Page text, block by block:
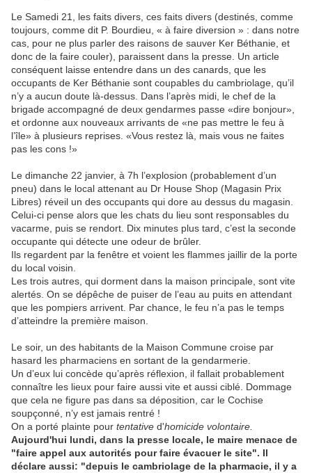
Le Samedi 21, les faits divers, ces faits divers (destinés, comme
toujours, comme dit P. Bourdieu, « à faire diversion » : dans notre
cas, pour ne plus parler des raisons de sauver Ker Béthanie, et
donc de la faire couler), paraissent dans la presse. Un article
conséquent laisse entendre dans un des canards, que les
occupants de Ker Béthanie sont coupables du cambriolage, qu’il
n’y a aucun doute là-dessus. Dans l’après midi, le chef de la
brigade accompagné de deux gendarmes passe «dire bonjour»,
et ordonne aux nouveaux arrivants de «ne pas mettre le feu à
l’île» à plusieurs reprises. «Vous restez là, mais vous ne faites
pas les cons !»
Le dimanche 22 janvier, à 7h l’explosion (probablement d’un
pneu) dans le local attenant au Dr House Shop (Magasin Prix
Libres) réveil un des occupants qui dore au dessus du magasin.
Celui-ci pense alors que les chats du lieu sont responsables du
vacarme, puis se rendort. Dix minutes plus tard, c’est la seconde
occupante qui détecte une odeur de brûler.
Ils regardent par la fenêtre et voient les flammes jaillir de la porte
du local voisin.
Les trois autres, qui dorment dans la maison principale, sont vite
alertés. On se dépêche de puiser de l’eau au puits en attendant
que les pompiers arrivent. Par chance, le feu n’a pas le temps
d’atteindre la première maison.
Le soir, un des habitants de la Maison Commune croise par
hasard les pharmaciens en sortant de la gendarmerie.
Un d’eux lui concède qu’après réflexion, il fallait probablement
connaître les lieux pour faire aussi vite et aussi ciblé. Dommage
que cela ne figure pas dans sa déposition, car le Cochise
soupçonné, n’y est jamais rentré !
On a porté plainte pour tentative d'homicide volontaire.
Aujourd'hui lundi, dans la presse locale, le maire menace de
"faire appel aux autorités pour faire évacuer le site". Il
déclare aussi: "depuis le cambriolage de la pharmacie, il y a